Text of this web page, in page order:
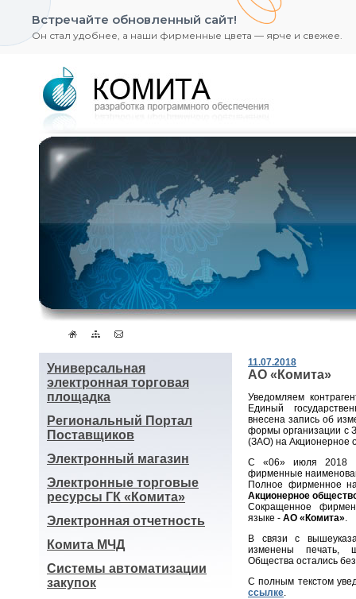
Встречайте обновленный сайт!
Он стал удобнее, а наши фирменные цвета — ярче и свежее.
Универсальная
электронная торговая
площадка
Региональный Портал
Поставщиков
Электронный магазин
Электронные торговые
ресурсы ГК «Комита»
Электронная отчетность
Комита МЧД
Системы автоматизации
закупок
11.07.2018
АО «Комита»
Уведомляем
Единый
внесена запись об
формы организации с
(ЗАО) на Акционерное
С «06» июля 2018
фирменные
Полное фирменное
Акционерное
Сокращенное
языке - АО «Комита».
В связи с
изменены печать,
Общества остались
С полным текстом
ссылке.